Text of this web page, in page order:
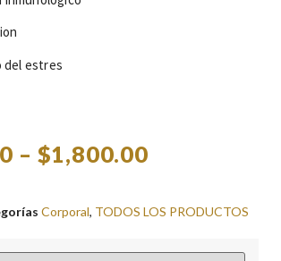
del estres
– $1,800.00
Corporal, TODOS LOS PRODUCTOS